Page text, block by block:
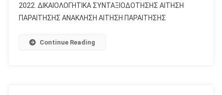
2022. ΔΙΚΑΙΟΛΟΓΗΤΙΚΑ ΣΥΝΤΑΞΙΟΔΟΤΗΣΗΣ ΑΙΤΗΣΗ
ΠΑΡΑΙΤΗΣΗΣ ΑΝΑΚΛΗΣΗ ΑΙΤΗΣΗ ΠΑΡΑΙΤΗΣΗΣ
Continue Reading